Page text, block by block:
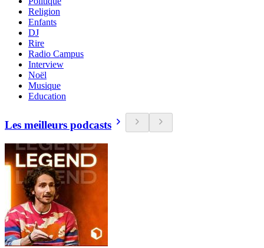
Religion
Enfants
DJ
Rire
Radio Campus
Interview
Noël
Musique
Education
Les meilleurs podcasts